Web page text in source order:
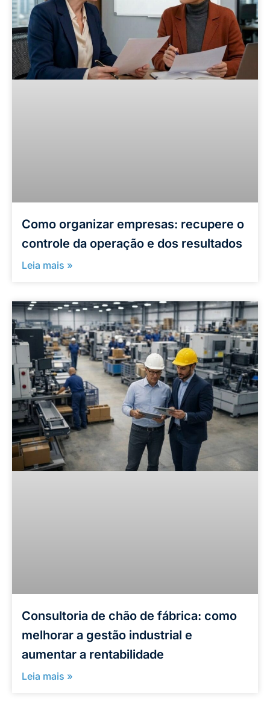
Como organizar empresas: recupere o
controle da operação e dos resultados
Leia mais »
Consultoria de chão de fábrica: como
melhorar a gestão industrial e
aumentar a rentabilidade
Leia mais »